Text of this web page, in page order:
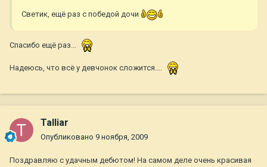
Светик, ещё раз с победой дочи
Спасибо ещё раз...
Надеюсь, что всё у девчонок сложится....
Talliar
Опубликовано 9 ноября, 2009
Поздравляю с удачным дебютом! На самом деле очень красивая